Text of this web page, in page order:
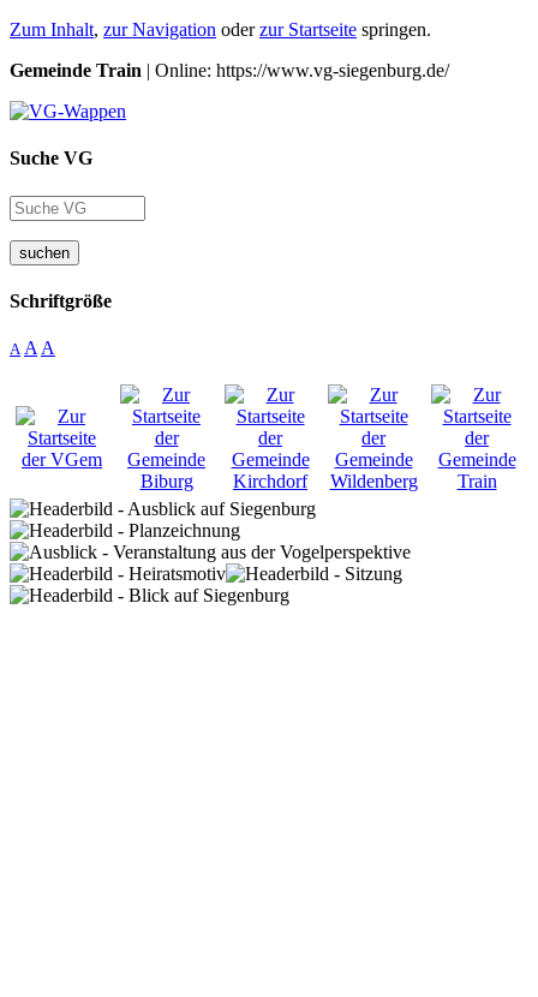
Zum Inhalt, zur Navigation oderzur Startseite springen.
Gemeinde Train | Online: https://www.vg-siegenburg.de/
Suche VG
suchen
Schriftgröße
A A A